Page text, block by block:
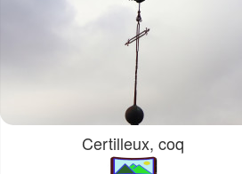
Certilleux, coq